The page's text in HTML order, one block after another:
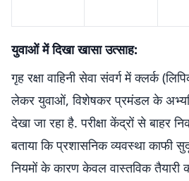
युवाओं में दिखा खासा उत्साह:
गृह रक्षा वाहिनी सेवा संवर्ग में क्लर्क
लेकर युवाओं, विशेषकर प्रमंडल के
देखा जा रहा है. परीक्षा केंद्रों से बाहर
बताया कि प्रशासनिक व्यवस्था
नियमों के कारण केवल वास्तविक तैयारी